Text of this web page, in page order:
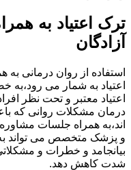
ترک اعتیاد به
آزادگان
استفاده از روان درمانی
اعتیاد به شمار می
اعتیاد معتبر و تحت نظر
درمان مشکلات روانی که
اند،به همراه جلسات
و پزشک متخصص می تواند
بیانجامد و خطرات و
شدت کاهش دهد.